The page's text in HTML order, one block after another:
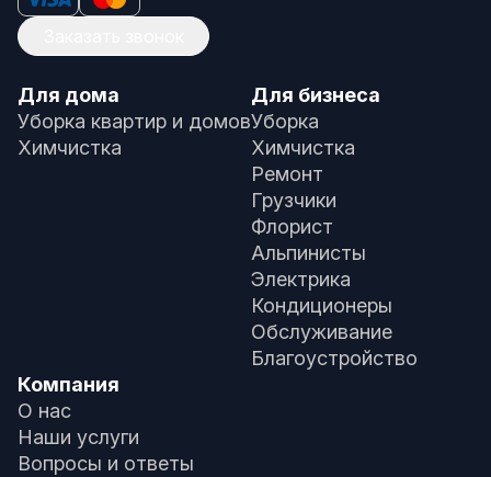
Для дома
Уборка квартир и домов
Химчистка
Для бизнеса
Уборка
Химчистка
Ремонт
Грузчики
Флорист
Альпинисты
Электрика
Кондиционеры
Обслуживание
Благоустройство
Компания
О нас
Наши услуги
Вопросы и ответы